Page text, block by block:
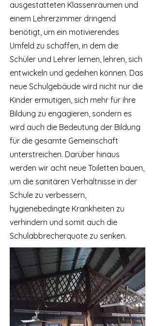
ausgestatteten Klassenräumen und
einem Lehrerzimmer dringend
benötigt, um ein motivierendes
Umfeld zu schaffen, in dem die
Schüler und Lehrer lernen, lehren, sich
entwickeln und gedeihen können. Das
neue Schulgebäude wird nicht nur die
Kinder ermutigen, sich mehr für ihre
Bildung zu engagieren, sondern es
wird auch die Bedeutung der Bildung
für die gesamte Gemeinschaft
unterstreichen. Darüber hinaus
werden wir acht neue Toiletten bauen,
um die sanitären Verhältnisse in der
Schule zu verbessern,
hygienebedingte Krankheiten zu
verhindern und somit auch die
Schulabbrecherquote zu senken.